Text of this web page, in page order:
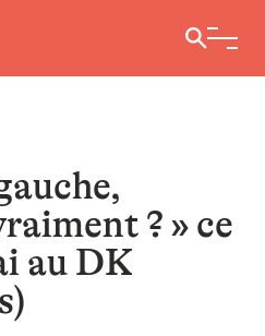
Ouvrir /
? » ce
au DK